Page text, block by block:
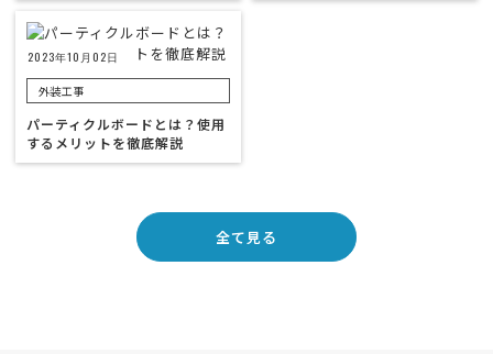
2023年10月02日
外装工事
パーティクルボードとは？使用
するメリットを徹底解説
全て見る